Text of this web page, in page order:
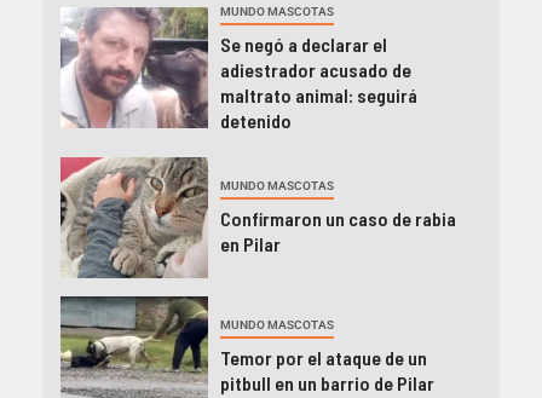
MUNDO MASCOTAS
Se negó a declarar el
adiestrador acusado de
maltrato animal: seguirá
detenido
MUNDO MASCOTAS
Confirmaron un caso de rabia
en Pilar
MUNDO MASCOTAS
Temor por el ataque de un
pitbull en un barrio de Pilar